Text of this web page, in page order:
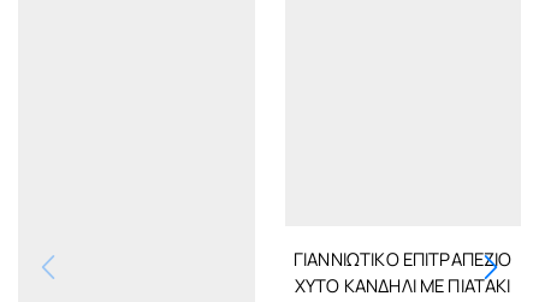
ΓΙΑΝΝΙΏΤΙΚΟ ΕΠΙΤΡΑΠΈΖΙΟ
ΧΥΤΌ ΚΑΝΔΉΛΙ ΜΕ ΠΙΑΤΆΚΙ